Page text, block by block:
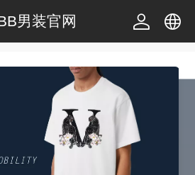
男装官网
繁体